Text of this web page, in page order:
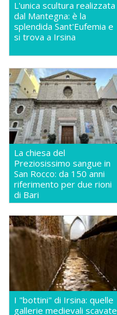
L'unica scultura realizzata
dal Mantegna: è la
splendida Sant'Eufemia e
si trova a Irsina
La chiesa del
Preziosissimo sangue in
San Rocco: da 150 anni
riferimento per due rioni
di Bari
I "bottini" di Irsina: quelle
gallerie medievali scavate